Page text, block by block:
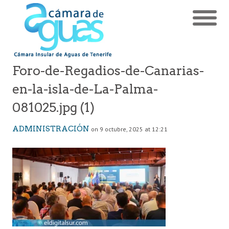
Foro-de-Regadios-de-Canarias-
en-la-isla-de-La-Palma-
081025.jpg (1)
ADMINISTRACIÓN on 9 octubre, 2025 at 12:21